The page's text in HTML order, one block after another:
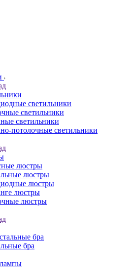
светильники
светильники
светильники
потолочные светильники
люстры
люстры
люстры
люстры
люстры
бра
бра